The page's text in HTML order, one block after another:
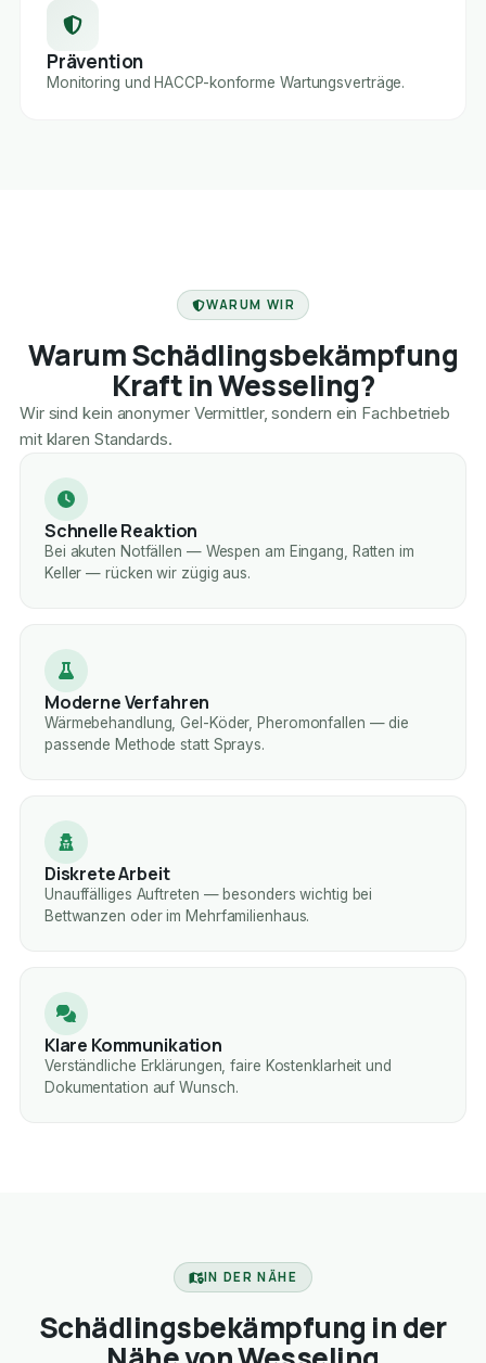
Prävention
Monitoring und HACCP-konforme Wartungsverträge.
WARUM WIR
Warum Schädlingsbekämpfung
Kraft in Wesseling?
Wir sind kein anonymer Vermittler, sondern ein Fachbetrieb
mit klaren Standards.
Schnelle Reaktion
Bei akuten Notfällen — Wespen am Eingang, Ratten im
Keller — rücken wir zügig aus.
Moderne Verfahren
Wärmebehandlung, Gel-Köder, Pheromonfallen — die
passende Methode statt Sprays.
Diskrete Arbeit
Unauffälliges Auftreten — besonders wichtig bei
Bettwanzen oder im Mehrfamilienhaus.
Klare Kommunikation
Verständliche Erklärungen, faire Kostenklarheit und
Dokumentation auf Wunsch.
IN DER NÄHE
Schädlingsbekämpfung in der